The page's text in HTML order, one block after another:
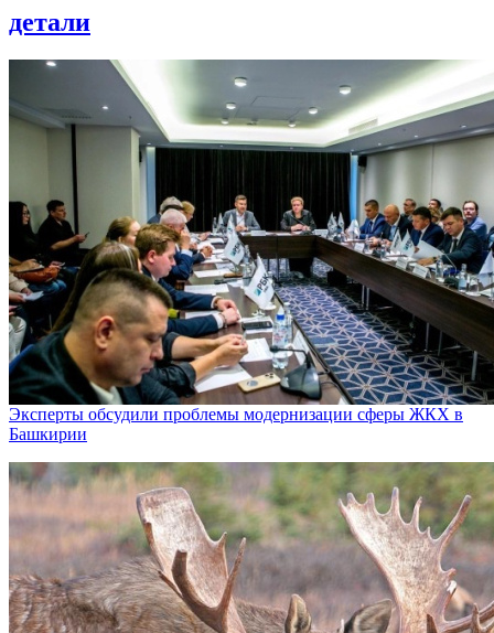
детали
Эксперты обсудили проблемы модернизации сферы ЖКХ в
Башкирии